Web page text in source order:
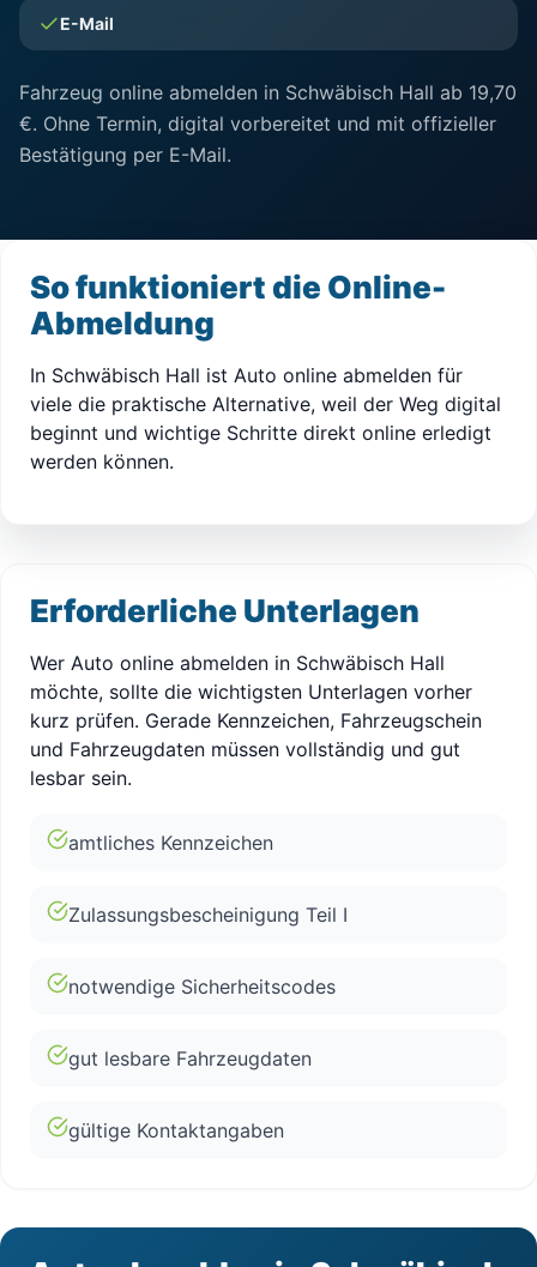
E-Mail
Fahrzeug online abmelden in Schwäbisch Hall ab 19,70
€. Ohne Termin, digital vorbereitet und mit offizieller
Bestätigung per E-Mail.
So funktioniert die Online-
Abmeldung
In Schwäbisch Hall ist Auto online abmelden für
viele die praktische Alternative, weil der Weg digital
beginnt und wichtige Schritte direkt online erledigt
werden können.
Erforderliche Unterlagen
Wer Auto online abmelden in Schwäbisch Hall
möchte, sollte die wichtigsten Unterlagen vorher
kurz prüfen. Gerade Kennzeichen, Fahrzeugschein
und Fahrzeugdaten müssen vollständig und gut
lesbar sein.
amtliches Kennzeichen
Zulassungsbescheinigung Teil I
notwendige Sicherheitscodes
gut lesbare Fahrzeugdaten
gültige Kontaktangaben